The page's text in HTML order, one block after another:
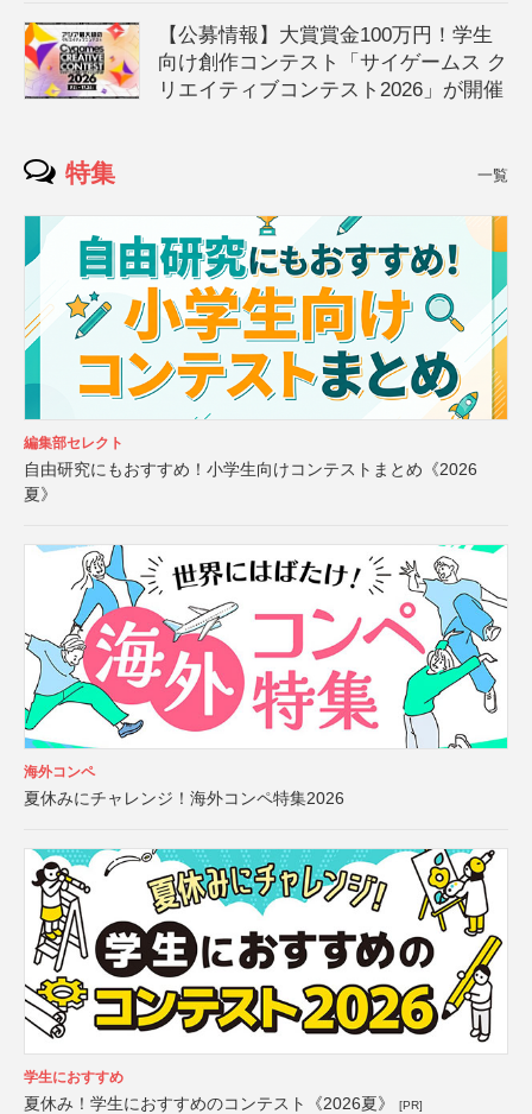
【公募情報】大賞賞金100万円！学生
向け創作コンテスト「サイゲームス ク
リエイティブコンテスト2026」が開催
特集 一覧
編集部セレクト
自由研究にもおすすめ！小学生向けコンテストまとめ《2026
夏》
海外コンペ
夏休みにチャレンジ！海外コンペ特集2026
学生におすすめ
夏休み！学生におすすめのコンテスト《2026夏》 [PR]